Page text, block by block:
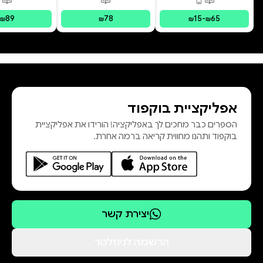
פורמטים זמינים
מודפס, דיגיטלי
₪15-₪65
פורמטים זמינים מודפס
₪78
₪89
אפליקציית בוקפוד
הספרים כבר מחכים לך באפליקציה! הורידו את אפליקציית
בוקפוד ותהנו מחווית קריאה ברמה אחרת.
יצירת קשר